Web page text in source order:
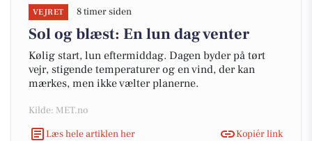
VEJRET 8 timer siden
Sol og blæst: En lun dag venter
Kølig start, lun eftermiddag. Dagen byder på tørt
vejr, stigende temperaturer og en vind, der kan
mærkes, men ikke vælter planerne.
Kilde: MET.no
Læs hele artiklen her
Kopiér link